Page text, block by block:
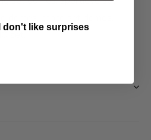
dames, choco set dames,
set.
don't like surprises